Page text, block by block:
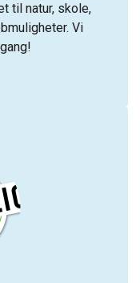
til natur, skole,
Vi